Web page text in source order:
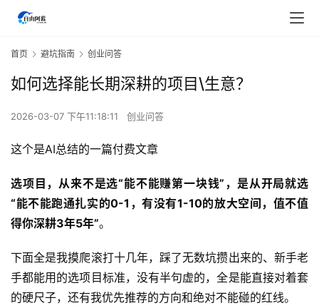
首页 避坑指南 创业问答
如何选择能长期深耕的项目\生意？
2026-03-07 下午11:18:11 创业问答
这个是AI总结的一篇付费文章
选项目，从来不是选“能不能赚第一块钱”，是从开局就选
“能不能跑通扎实的0-1，有没有1-10的放大空间，值不值
得你深耕3年5年”。
下面全是我摸爬滚打十几年，踩了无数坑攒出来的、新手老
手都能用的选项目标准，没有半句虚的，全是能直接对着套
的硬尺子，还有我优先推荐的方向和绝对不能碰的红线。